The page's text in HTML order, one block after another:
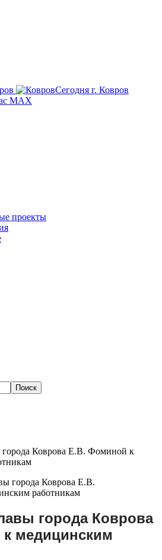
проекты
Поиск
Коврова Е.В. Фоминой к
города Коврова
медицинским